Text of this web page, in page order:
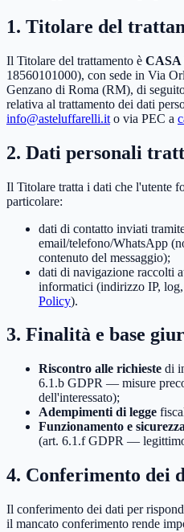
1. Titolare del
Il Titolare del trattamento è
18560101000), con sede in Via
Genzano di Roma (RM), di
relativa al trattamento dei dati
info@asteluffarelli.it o via PEC a
2. Dati personali
Il Titolare tratta i dati che l'utente
particolare:
dati di contatto inviati
email/telefono/WhatsApp
contenuto del messaggio);
dati di navigazione raccolti
informatici (indirizzo IP,
Policy).
3. Finalità e base
Riscontro alle richieste di
6.1.b GDPR — misure
dell'interessato);
Adempimenti di legge
Funzionamento e
(art. 6.1.f GDPR —
4. Conferimento dei
Il conferimento dei dati per
il mancato conferimento rende